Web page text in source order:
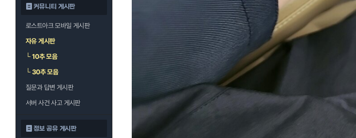
커뮤니티 게시판
로스트아크 모바일 게시판
자유 게시판
└10추 모음
└30추 모음
질문과 답변 게시판
서버 사건 사고 게시판
정보 공유 게시판